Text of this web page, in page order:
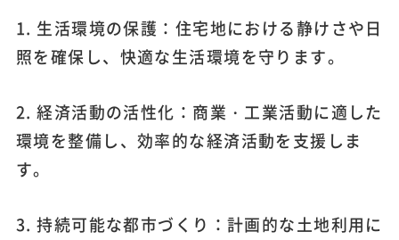
1. 生活環境の保護：住宅地における静けさや日
照を確保し、快適な生活環境を守ります。
2. 経済活動の活性化：商業・工業活動に適した
環境を整備し、効率的な経済活動を支援しま
す。
3. 持続可能な都市づくり：計画的な土地利用に